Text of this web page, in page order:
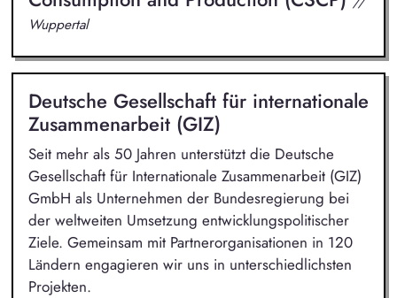
Wuppertal
Deutsche Gesellschaft für internationale
Zusammenarbeit (GIZ)
Seit mehr als 50 Jahren unterstützt die Deutsche
Gesellschaft für Internationale Zusammenarbeit (GIZ)
GmbH als Unternehmen der Bundesregierung bei
der weltweiten Umsetzung entwicklungspolitischer
Ziele. Gemeinsam mit Partnerorganisationen in 120
Ländern engagieren wir uns in unterschiedlichsten
Projekten.